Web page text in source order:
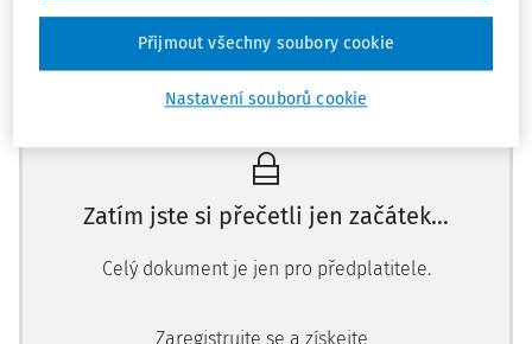
Máte předplatné? Přihlaste se
Zatím jste si přečetli jen začátek…
Celý dokument je jen pro předplatitele.
Zaregistrujte se a získejte
Nastavení souborů cookie
Přijmout všechny soubory cookie